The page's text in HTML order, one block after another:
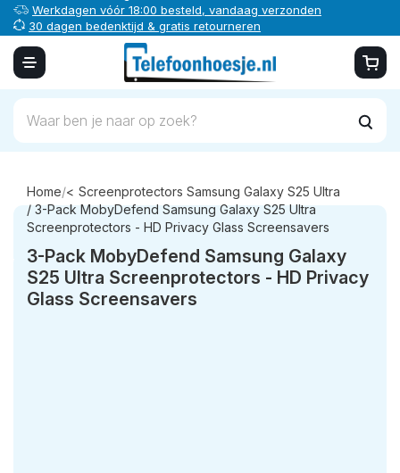
Werkdagen vóór 18:00 besteld, vandaag verzonden
30 dagen bedenktijd & gratis retourneren
Veilig online betalen
Home/
Screenprotectors Samsung Galaxy S25 Ultra
/ 3-Pack MobyDefend Samsung Galaxy S25 Ultra
Screenprotectors - HD Privacy Glass Screensavers
3-Pack MobyDefend Samsung Galaxy
S25 Ultra Screenprotectors - HD Privacy
Glass Screensavers